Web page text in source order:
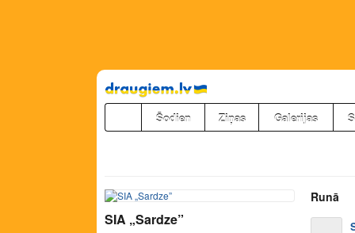
Pāriet
uz
saturu
Šodien Ziņas Galerijas
SIA „Sardze”
Runā